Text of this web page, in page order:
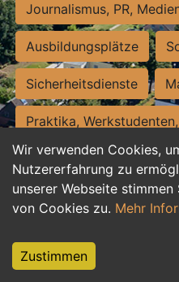
Wir verwenden Cookies,
Nutzererfahrung zu
unserer Webseite
von Cookies zu. Mehr
Zustimmen
Journalismus, PR,
Ausbildungsplätze
Sicherheitsdienste
Praktika,
Personalwesen
Hilfskräfte, Aushilfs- und
Weiterbildung, Studium,